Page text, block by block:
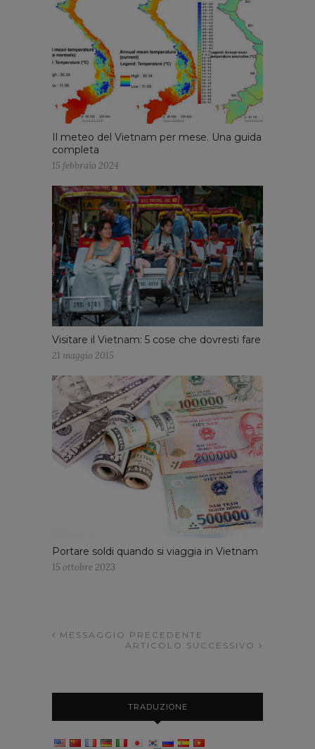
Il meteo del Vietnam per mese. Una guida
completa
15 febbraio 2024
Visitare il Vietnam: 5 cose che dovresti fare
21 maggio 2015
Portare soldi quando si viaggia in Vietnam
15 ottobre 2023
MESSAGGIO PRECEDENTE
ARTICOLO SUCCESSIVO
TRADUZIONE